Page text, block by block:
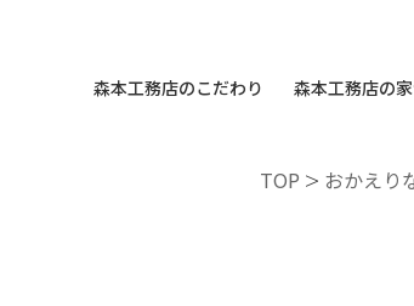
森本工務店のこだわり 森本工務店の
TOP > おかえり